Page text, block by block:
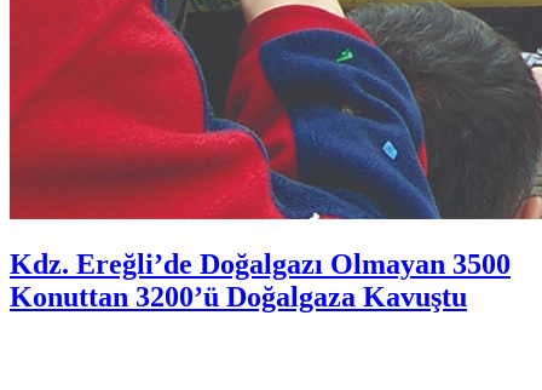
Kdz. Ereğli’de Doğalgazı Olmayan 3500
Konuttan 3200’ü Doğalgaza Kavuştu